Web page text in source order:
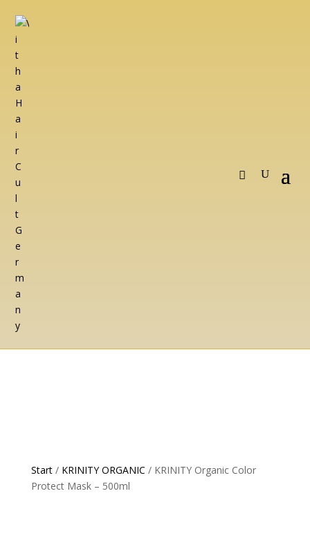
Start/ KRINITY ORGANIC / KRINITY Organic Color
Protect Mask – 500ml